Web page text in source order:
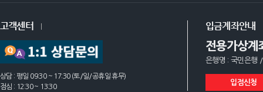
고객센터
상담 : 평일 09:30 ~ 17:30 (토/일/공휴일 휴무)
점심 : 12:30 ~ 13:30
입금계좌안내
전용가상계
은행명 : 국민은행
입점신청